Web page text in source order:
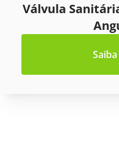
Válvula